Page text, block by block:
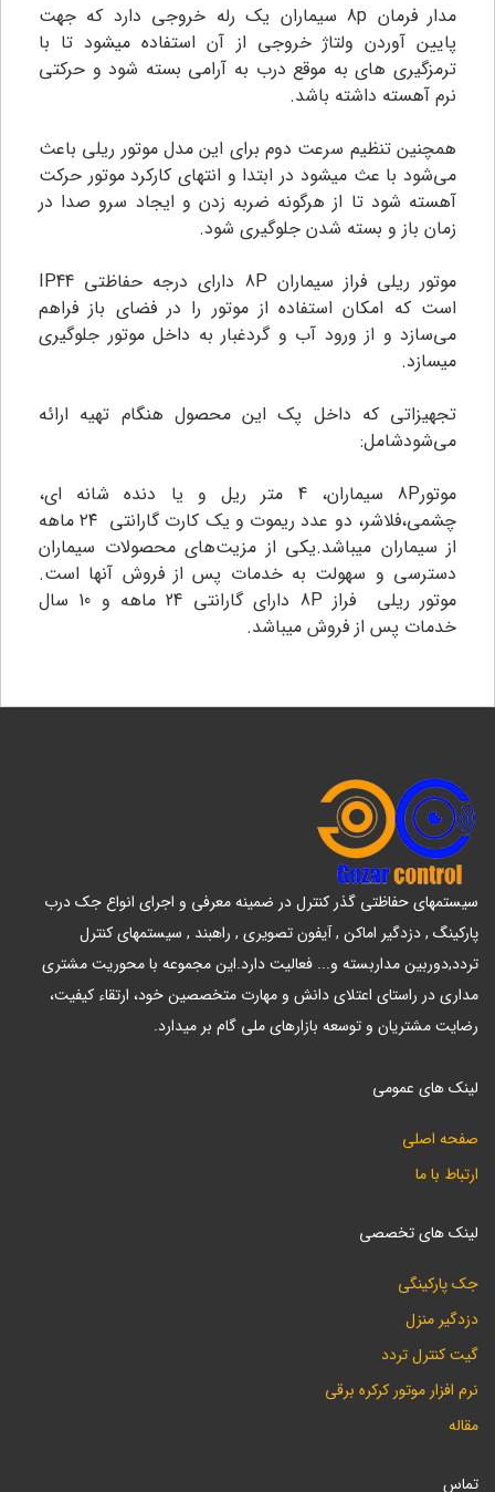
مدار فرمان 8p سیماران یک رله خروجی دارد که جهت
پایین آوردن ولتاژ خروجی از آن استفاده میشود تا با
ترمزگیری های به موقع درب به آرامی بسته شود و حرکتی
نرم آهسته داشته باشد.
همچنین تنظیم سرعت دوم برای این مدل موتور ریلی باعث
می‌شود با عث میشود در ابتدا و انتهای کارکرد موتور حرکت
آهسته شود تا از هرگونه ضربه زدن و ایجاد سرو صدا در
زمان باز و بسته شدن جلوگیری شود.
موتور ریلی فراز سیماران 8P دارای درجه حفاظتی IP44
است که امکان استفاده از موتور را در فضای باز فراهم
می‌سازد و از ورود آب و گردغبار به داخل موتور جلوگیری
میسازد.
تجهیزاتی که داخل پک این محصول هنگام تهیه ارائه
می‌شودشامل:
موتور8P سیماران، 4 متر ریل و یا دنده شانه ای،
چشمی،فلاشر، دو عدد ریموت و یک کارت گارانتی ۲۴ ماهه
از سیماران میباشد.یکی از مزیت‌های محصولات سیماران
دسترسی و سهولت به خدمات پس از فروش آنها است.
موتور ریلی فراز 8P دارای گارانتی 24 ماهه و 10 سال
خدمات پس از فروش میباشد.
سیستمهای حفاظتی گذر کنترل در ضمینه معرفی و اجرای انواع جک درب
پارکینگ , دزدگیر اماکن , آیفون تصویری , راهبند , سیستمهای کنترل
تردد,دوربین مداربسته و... فعالیت دارد.این مجموعه با محوریت مشتری
مداری در راستای اعتلای دانش و مهارت متخصصین خود، ارتقاء کیفیت،
رضایت مشتریان و توسعه بازارهای ملی گام بر میدارد.
لینک های عمومی
صفحه اصلی
ارتباط با ما
لینک های تخصصی
جک پارکینگی
دزدگیر منزل
گیت کنترل تردد
نرم افزار موتور کرکره برقی
مقاله
تماس